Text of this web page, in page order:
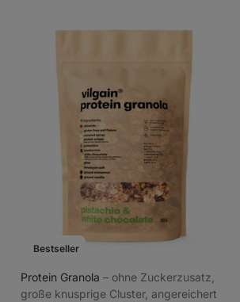
Bestseller
Protein Granola ⁠–⁠ ohne Zuckerzusatz,
große knusprige Cluster, angereichert